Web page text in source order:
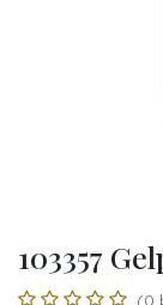
103357
(0